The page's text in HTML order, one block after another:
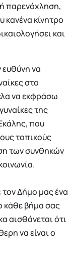
παρενόχληση,
κανένα κίνητρο
και
να
στο
να εκφράσω
της
που
τοπικούς
των συνθηκών
τον Δήμο μας ένα
κάθε βήμα σας
αισθάνεται ότι
να είναι ο